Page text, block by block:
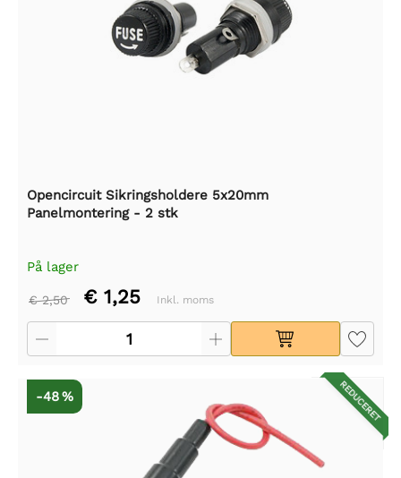
Opencircuit Sikringsholdere 5x20mm
Panelmontering - 2 stk
På lager
€ 2,50 € 1,25 Inkl. moms
REDUCERET
-48 %